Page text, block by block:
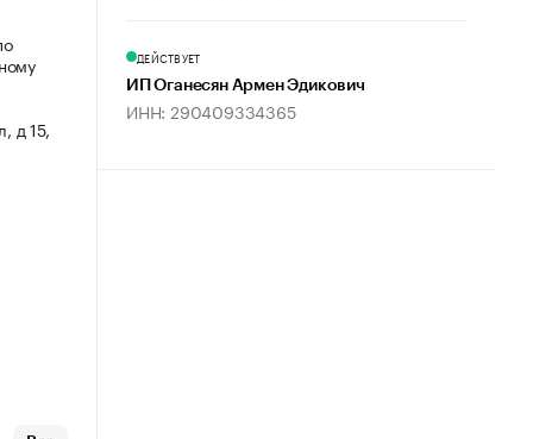
д 15,
ДЕЙСТВУЕТ
ИП Оганесян Армен Эдикович
ИНН: 290409334365